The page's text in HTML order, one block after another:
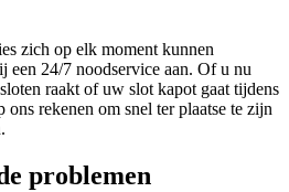
zich op elk moment kunnen
een 24/7 noodservice aan. Of u nu
raakt of uw slot kapot gaat tijdens
rekenen om snel ter plaatse te zijn
problemen